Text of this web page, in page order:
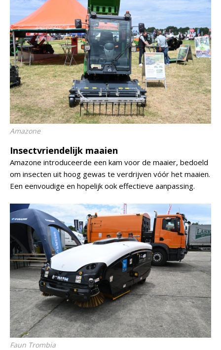
Amazone
Insectvriendelijk maaien
Amazone introduceerde een kam voor de maaier, bedoeld
om insecten uit hoog gewas te verdrijven vóór het maaien.
Een eenvoudige en hopelijk ook effectieve aanpassing.
Faun Trombia